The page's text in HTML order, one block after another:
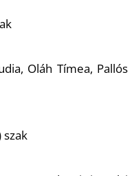
Oláh Tímea, Pallós
szak